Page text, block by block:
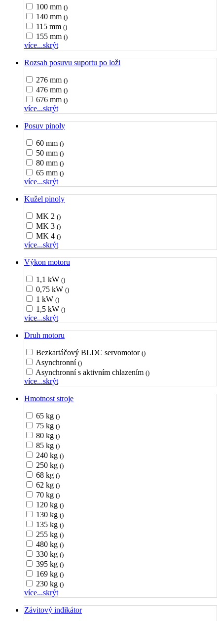
100 mm ()
140 mm ()
115 mm ()
155 mm ()
více...skrýt
Rozsah posuvu suportu po loži
276 mm ()
476 mm ()
676 mm ()
více...skrýt
Posuv pinoly
60 mm ()
50 mm ()
80 mm ()
65 mm ()
více...skrýt
Kužel pinoly
MK 2 ()
MK 3 ()
MK 4 ()
více...skrýt
Výkon motoru
1,1 kW ()
0,75 kW ()
1 kW ()
1,5 kW ()
více...skrýt
Druh motoru
Bezkartáčový BLDC servomotor ()
Asynchronní ()
Asynchronní s aktivním chlazením ()
více...skrýt
Hmotnost stroje
65 kg ()
75 kg ()
80 kg ()
85 kg ()
240 kg ()
250 kg ()
68 kg ()
62 kg ()
70 kg ()
120 kg ()
130 kg ()
135 kg ()
255 kg ()
480 kg ()
330 kg ()
395 kg ()
169 kg ()
230 kg ()
více...skrýt
Závitový indikátor